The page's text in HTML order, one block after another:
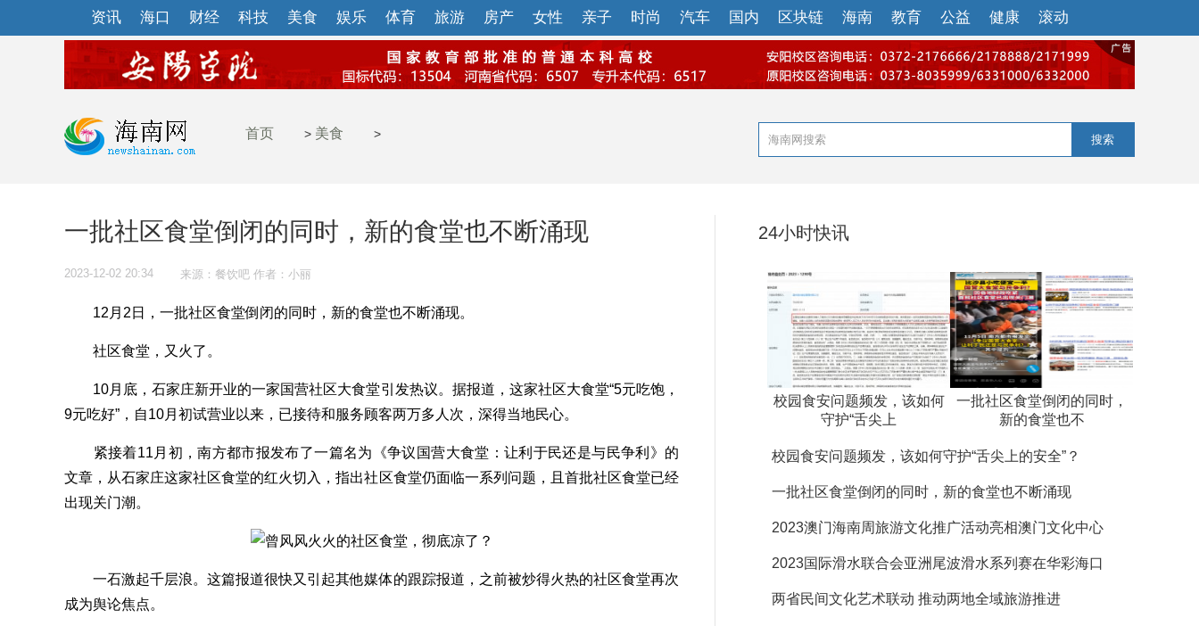
资讯 海口 财经 科技 美食 娱乐 体育 旅游 房产 女性 亲子 时尚 汽车 国内 区块链 海南 教育 公益 健康 滚动
首页 > 美食 > 搜索
一批社区食堂倒闭的同时，新的食堂也不断涌现
2023-12-02 20:34 来源：餐饮吧 作者：小丽
12月2日，一批社区食堂倒闭的同时，新的食堂也不断涌现。
社区食堂，又火了。
10月底，石家庄新开业的一家国营社区大食堂引发热议。据报道，这家社区大食堂“5元吃饱，
9元吃好”，自10月初试营业以来，已接待和服务顾客两万多人次，深得当地民心。
紧接着11月初，南方都市报发布了一篇名为《争议国营大食堂：让利于民还是与民争利》的
文章，从石家庄这家社区食堂的红火切入，指出社区食堂仍面临一系列问题，且首批社区食堂已经
出现关门潮。
一石激起千层浪。这篇报道很快又引起其他媒体的跟踪报道，之前被炒得火热的社区食堂再次
成为舆论焦点。
24小时快讯
校园食安问题频发，该如何
守护“舌尖上
一批社区食堂倒闭的同时，
新的食堂也不
校园食安问题频发，该如何守护“舌尖上的安全”？
一批社区食堂倒闭的同时，新的食堂也不断涌现
2023澳门海南周旅游文化推广活动亮相澳门文化中心
2023国际滑水联合会亚洲尾波滑水系列赛在华彩海口
两省民间文化艺术联动 推动两地全域旅游推进